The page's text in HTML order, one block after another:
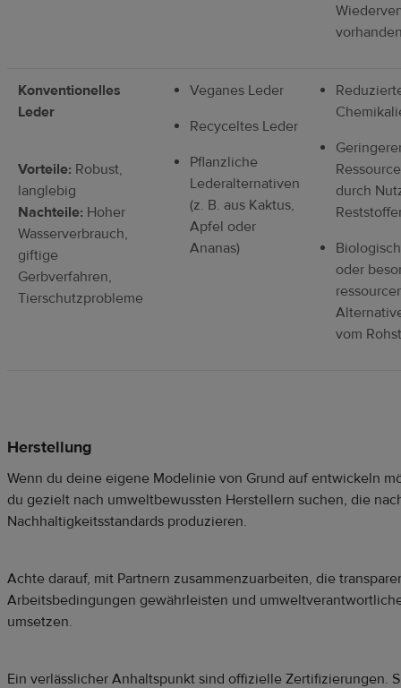
Konventionelles
Leder
Vorteile: Robust,
langlebig
Nachteile: Hoher
Wasserverbrauch,
giftige
Gerbverfahren,
Tierschutzprobleme
Veganes Leder
Recyceltes Leder
Pflanzliche
Lederalternativen
(z. B. aus Kaktus,
Apfel oder
Ananas)
durch
oder
vom
Herstellung
Wenn du deine eigene Modelinie von Grund auf entwickeln
du gezielt nach umweltbewussten Herstellern suchen, die
Nachhaltigkeitsstandards produzieren.
Achte darauf, mit Partnern zusammenzuarbeiten, die
Arbeitsbedingungen gewährleisten und
umsetzen.
Ein verlässlicher Anhaltspunkt sind offizielle Zertifizierungen.